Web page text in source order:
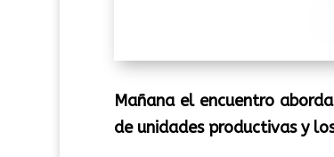
Mañana el encuentro
de unidades productivas y